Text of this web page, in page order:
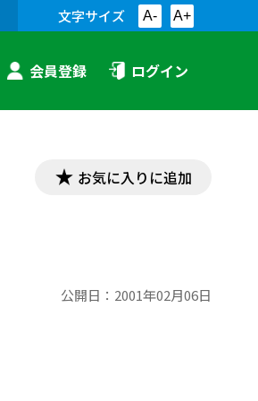
文字サイズ A- A+
会員登録 ログイン
お気に入りに追加
公開日： 2001年02月06日